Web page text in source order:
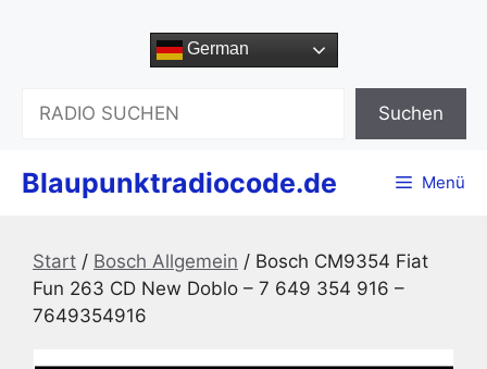
German
Suchen
Blaupunktradiocode.de Menü
Start / Bosch Allgemein / Bosch CM9354 Fiat
Fun 263 CD New Doblo – 7 649 354 916 –
7649354916